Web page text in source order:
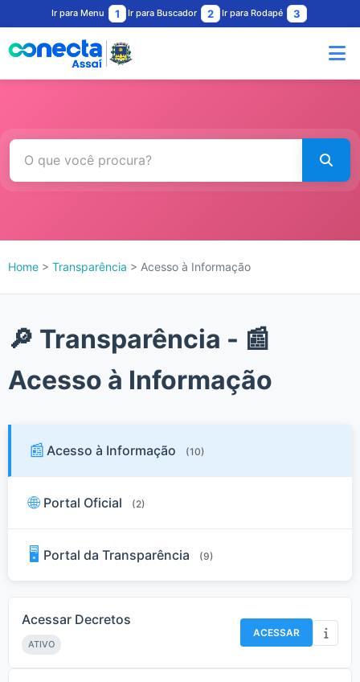
Ir para Menu 1 Ir para Buscador 2 Ir para Rodapé 3
Home > Transparência > Acesso à Informação
🔎 Transparência - 📰
Acesso à Informação
📰 Acesso à Informação (10)
🌐 Portal Oficial (2)
🖥️ Portal da Transparência (9)
Acessar Decretos
ATIVO
ACESSAR